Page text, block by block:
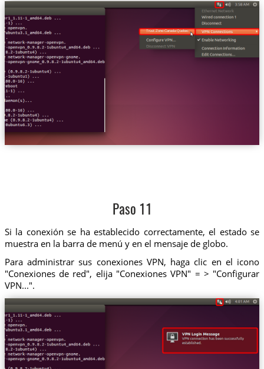
Trust.Zone-Canada-Quebec
Paso 11
Si la conexión se ha establecido correctamente, el estado se
muestra en la barra de menú y en el mensaje de globo.
Para administrar sus conexiones VPN, haga clic en el icono
"Conexiones de red", elija "Conexiones VPN" = > "Configurar
VPN...".